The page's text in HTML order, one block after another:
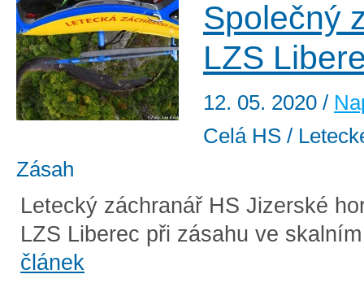
Společný
LZS
12. 05. 2020 /
Celá HS /
Zásah
Letecký záchranář HS Jizerské
LZS Liberec při zásahu ve
článek